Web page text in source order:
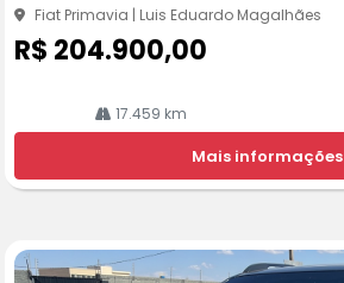
Fiat Primavia | Luis Eduardo Magalhães
R$ 204.900,00
17.459 km
Mais informações